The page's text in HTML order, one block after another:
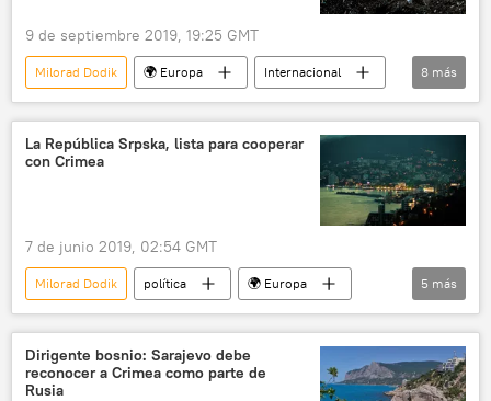
9 de septiembre 2019, 19:25 GMT
Milorad Dodik 🌍 Europa
Internacional
OTAN
bombardeos
niños
uranio empobrecido
República Srpska
Serbia
8 más
La República Srpska, lista para cooperar
con Crimea
7 de junio 2019, 02:54 GMT
Milorad Dodik política
🌍 Europa
Internacional
Rusia
República Srpska
Crimea noticias
5 más
Dirigente bosnio: Sarajevo debe
reconocer a Crimea como parte de
Rusia